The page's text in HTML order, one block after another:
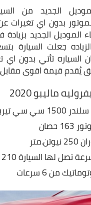
الجديد من
بدون اي تغيرات
الموديل الجديد
الزياده جعلت السيارة
يُقدم قيمة اقوى
ماليبو 2020
حصان
لها السيارة 210 كم / ساعه
من 6 سرعات